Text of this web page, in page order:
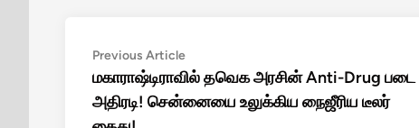
Post
navigation
Previous ArticlePrevious
article:
மகாராஷ்டிராவில் தவெக அரசின் Anti-Drug படை
அதிரடி! சென்னையை உலுக்கிய நைஜீரிய டீலர்